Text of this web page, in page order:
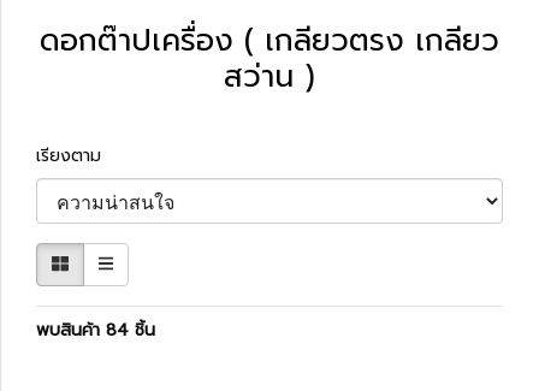
ดอกต๊าปเครื่อง ( เกลียวตรง เกลียว
สว่าน )
เรียงตาม
พบสินค้า 84 ชิ้น